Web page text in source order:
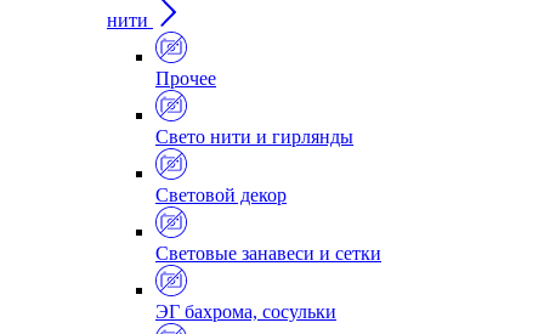
нити
Прочее
Свето нити и гирлянды
Световой декор
Световые занавеси и сетки
ЭГ бахрома, сосульки